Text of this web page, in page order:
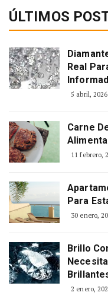
ÚLTIMOS
Real
5 abril, 2026
Carne
11 febrero,
Para
30 enero,
Brillo
2 enero,